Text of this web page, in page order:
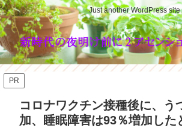
Just another WordPress site
PR
コロナワクチン接種後に、う
加、睡眠障害は93％増加した